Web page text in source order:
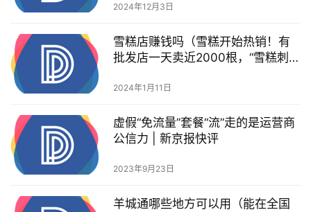
2024年12月3日
雪糕店赚钱吗（雪糕开始热销！有
批发店一天卖近2000根，“雪糕刺
2024年1月11日
虚假“免流量”套餐“流”走的是运营商
公信力 | 新京报快评
2023年9月23日
羊城通哪些地方可以用（能在全国